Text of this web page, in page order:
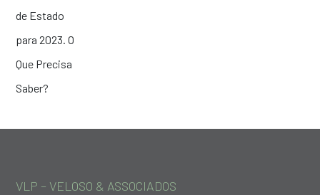
VLP – VELOSO & ASSOCIADOS